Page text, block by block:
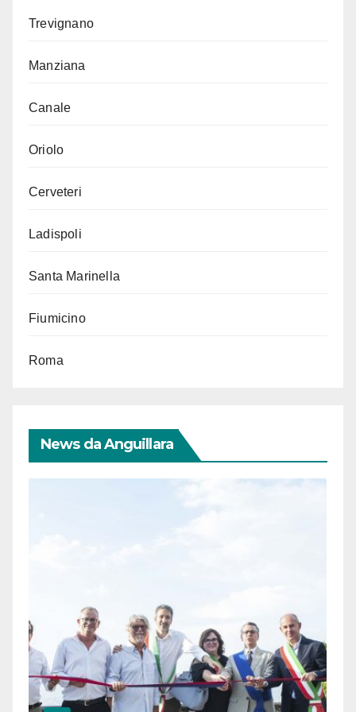
Trevignano
Manziana
Canale
Oriolo
Cerveteri
Ladispoli
Santa Marinella
Fiumicino
Roma
News da Anguillara